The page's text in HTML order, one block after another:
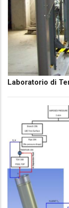
Laboratorio di